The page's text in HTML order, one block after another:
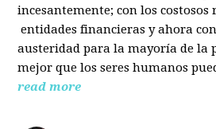
incesantemente; con los costosos
entidades financieras y ahora
austeridad para la mayoría de la
mejor que los seres humanos
read more